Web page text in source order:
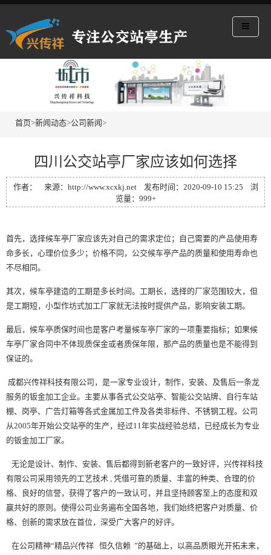
首页>新闻动态>公司新闻>
四川公交站亭厂家应该如何选择
作者： 来源：http://www.xcxkj.net 发布时间：2020-09-10 15:25 浏
览量：999+
首先，选择候车亭厂家应该先对自己的需求定位；自己需要的产品使用寿
命多长，心理价位多少；价格不同，公交候车亭产品的质量和使用寿命也
不尽相同。
其次，候车亭建造的工期是多长时间。工期长，选择的厂家范围较大，但
是工期短，小型作坊式加工厂家就无法按时提供产品，影响安装工期。
最后，候车亭质保时间也是客户考量候车亭厂家的一项重要指标；如果候
车亭厂家合同中不体现质保金或者质保年限，那产品的质量也是不能得到
保证的。
成都兴传祥科技有限公司，是一家专业设计，制作，安装、及售后一条龙
服务的钣金加工企业。主要从事各式公交站亭、智能公交站牌、自行车站
棚、岗亭、广告灯箱等各式金属加工件及各类非标件、不锈钢工程。公司
从2005年开始公交站亭的生产，经过11年实战经验总结，已经成长为专业
的钣金加工厂家。
无论是设计、制作、安装、售后都得到新老客户的一致好评，兴传祥科技
有限公司采用领先的工艺技术 , 凭借可靠的质量、丰富的种类、合理的价
格、良好的信誉，获得了客户的一致认可，并且坚持顾客至上的态度和双
赢共好的原则。使得公司业务遍布全国各地，我们始终把客户对质量、价
格、创新的需求放在首位，深受广大客户的好评。
在公司精神“精品兴传祥 恒久信赖 ”的基础上，以高品质眼光开拓未来，